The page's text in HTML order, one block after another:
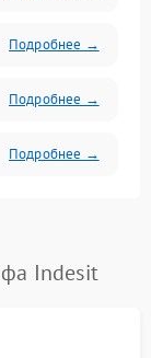
Подробнее →
Подробнее →
Подробнее →
Indesit